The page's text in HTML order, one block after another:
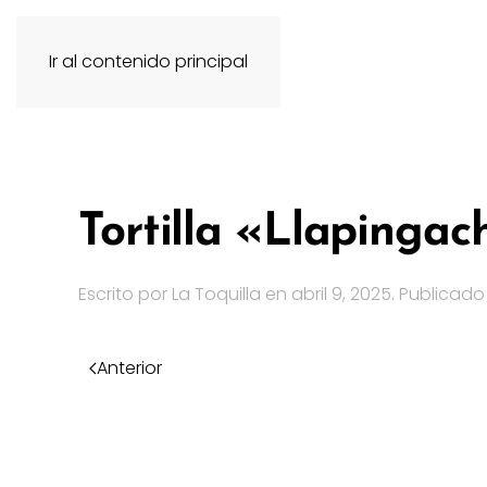
Ir al contenido principal
Tortilla
Escrito por La Toquilla en abril 9, 2025.
Anterior